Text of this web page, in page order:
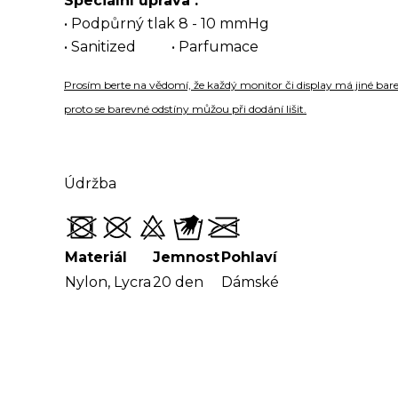
• Podpůrný tlak 8 - 10 mmHg
• Sanitized • Parfumace
Prosím berte na vědomí, že každý monitor či display má jiné
proto se barevné odstíny můžou při dodání lišit.
Údržba
Materiál JemnostPohlaví
Nylon, Lycra20 den Dámské